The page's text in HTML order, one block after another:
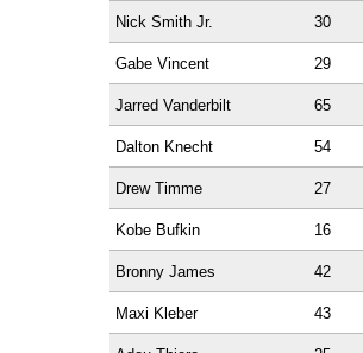
Nick Smith Jr. 30
Gabe Vincent 29
Jarred Vanderbilt 65
Dalton Knecht 54
Drew Timme 27
Kobe Bufkin 16
Bronny James 42
Maxi Kleber 43